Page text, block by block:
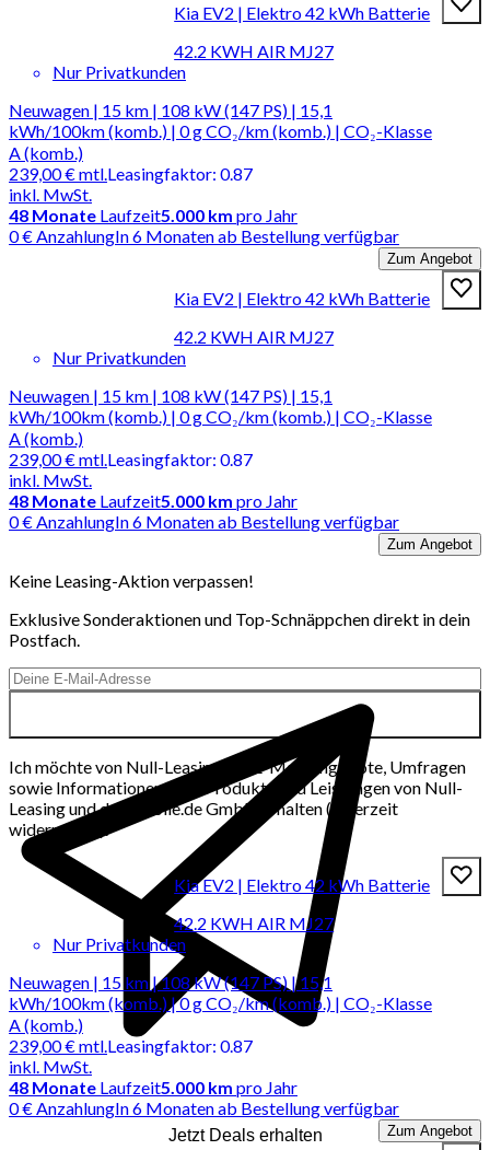
Kia EV2 | Elektro 42 kWh Batterie
42.2 KWH AIR MJ27
Nur Privatkunden
Neuwagen | 15 km | 108 kW (147 PS) | 15,1
kWh/100km (komb.) | 0 g CO₂/km (komb.) | CO₂-Klasse
A (komb.)
239,00 €mtl.
inkl. MwSt.
Leasingfaktor: 0.87
48 Monate Laufzeit5.000 km pro Jahr
0 € AnzahlungIn 6 Monaten ab Bestellung verfügbar
Zum Angebot
Kia EV2 | Elektro 42 kWh Batterie
42.2 KWH AIR MJ27
Nur Privatkunden
Neuwagen | 15 km | 108 kW (147 PS) | 15,1
kWh/100km (komb.) | 0 g CO₂/km (komb.) | CO₂-Klasse
A (komb.)
239,00 €mtl.
inkl. MwSt.
Leasingfaktor: 0.87
48 Monate Laufzeit5.000 km pro Jahr
0 € AnzahlungIn 6 Monaten ab Bestellung verfügbar
Zum Angebot
Keine Leasing-Aktion verpassen!
Exklusive Sonderaktionen und Top-Schnäppchen direkt in dein
Postfach.
Jetzt Deals erhalten
Ich möchte von Null-Leasing per E-Mail Angebote, Umfragen
sowie Informationen über Produkte und Leistungen von Null-
Leasing und der mobile.de GmbH erhalten (jederzeit
widerrufbar).
Kia EV2 | Elektro 42 kWh Batterie
42.2 KWH AIR MJ27
Nur Privatkunden
Neuwagen | 15 km | 108 kW (147 PS) | 15,1
kWh/100km (komb.) | 0 g CO₂/km (komb.) | CO₂-Klasse
A (komb.)
239,00 €mtl.
inkl. MwSt.
Leasingfaktor: 0.87
48 Monate Laufzeit5.000 km pro Jahr
0 € AnzahlungIn 6 Monaten ab Bestellung verfügbar
Zum Angebot